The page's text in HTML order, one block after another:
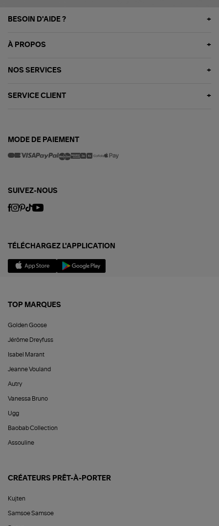
BESOIN D'AIDE ?
À PROPOS
NOS SERVICES
SERVICE CLIENT
MODE DE PAIEMENT
SUIVEZ-NOUS
TÉLÉCHARGEZ L'APPLICATION
TOP MARQUES
Golden Goose
Jérôme Dreyfuss
Isabel Marant
Jeanne Vouland
Autry
Vanessa Bruno
Ugg
Baobab Collection
Assouline
CRÉATEURS PRÊT-À-PORTER
Kujten
Samsoe Samsoe